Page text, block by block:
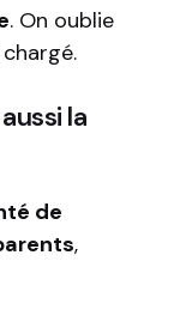
. On oublie
la
de
,